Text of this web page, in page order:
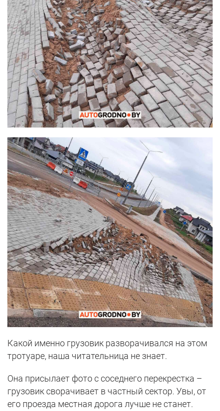
Какой именно грузовик разворачивался на этом
тротуаре, наша читательница не знает.
Она присылает фото с соседнего перекрестка –
грузовик сворачивает в частный сектор. Увы, от
его проезда местная дорога лучше не станет.